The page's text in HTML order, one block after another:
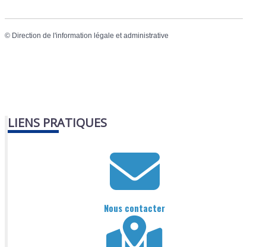
© Direction de l'information légale et administrative
LIENS PRATIQUES
Nous contacter